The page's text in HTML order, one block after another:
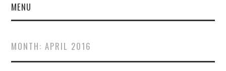
MENU
MONTH:APRIL 2016